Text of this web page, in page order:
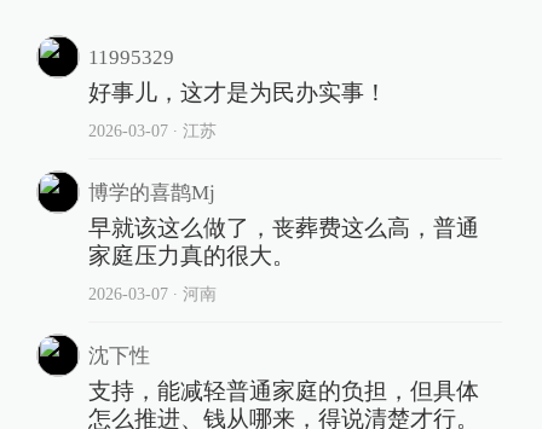
11995329
好事儿，这才是为民办实事！
2026-03-07∙ 江苏
博学的喜鹊Mj
早就该这么做了，丧葬费这么高，普通
家庭压力真的很大。
2026-03-07∙ 河南
沈下性
支持，能减轻普通家庭的负担，但具体
怎么推进、钱从哪来，得说清楚才行。